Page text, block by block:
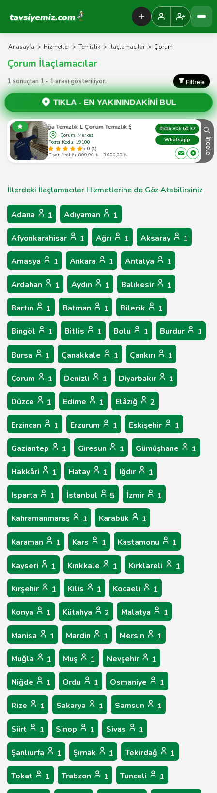
Tavsiyemiz Anasayfa
Anasayfa > Hizmetler > Temizlik > İlaçlamacılar > Çorum
Çorum İlaçlamacılar
1 sonuçtan 1 - 1 arası gösteriliyor. Filtrele
TIKLA -EN YAKININDAKİNİ BUL
Doğa Temizlik L Çorum Temizlik Şirketi
Çorum, Merkez
Posta Kodu: 19100
5.0 (1)
Fiyat Aralığı: 800,00 ₺ - 3.000,00 ₺
0506 806 60 37
Whatsapp
İncele
İllerdeki İlaçlamacılar Hizmetlerine de Göz Atabilirsiniz
Adana 1 Adıyaman 1
Afyonkarahisar 1 Ağrı 1 Aksaray 1
Amasya 1 Ankara 1 Antalya 1
Ardahan 1 Aydın 1 Balıkesir 1
Bartın 1 Batman 1 Bilecik 1
Bingöl 1 Bitlis 1 Bolu 1 Burdur 1
Bursa 1 Çanakkale 1 Çankırı 1
Çorum 1 Denizli 1 Diyarbakır 1
Düzce 1 Edirne 1 Elâzığ 2
Erzincan 1 Erzurum 1 Eskişehir 1
Gaziantep 1 Giresun 1 Gümüşhane 1
Hakkâri 1 Hatay 1 Iğdır 1
Isparta 1 İstanbul 5 İzmir 1
Kahramanmaraş 1 Karabük 1
Karaman 1 Kars 1 Kastamonu 1
Kayseri 1 Kırıkkale 1 Kırklareli 1
Kırşehir 1 Kilis 1 Kocaeli 1
Konya 1 Kütahya 2 Malatya 1
Manisa 1 Mardin 1 Mersin 1
Muğla 1 Muş 1 Nevşehir 1
Niğde 1 Ordu 1 Osmaniye 1
Rize 1 Sakarya 1 Samsun 1
Siirt 1 Sinop 1 Sivas 1
Şanlıurfa 1 Şırnak 1 Tekirdağ 1
Tokat 1 Trabzon 1 Tunceli 1